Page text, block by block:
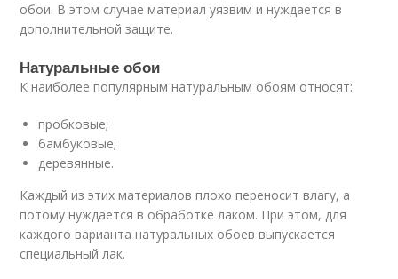
обои. В этом случае материал уязвим и нуждается в
дополнительной защите.
Натуральные обои
К наиболее популярным натуральным обоям относят:
пробковые;
бамбуковые;
деревянные.
Каждый из этих материалов плохо переносит влагу, а
потому нуждается в обработке лаком. При этом, для
каждого варианта натуральных обоев выпускается
специальный лак.